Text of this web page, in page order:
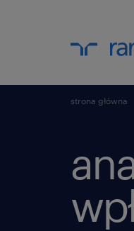
strona główna